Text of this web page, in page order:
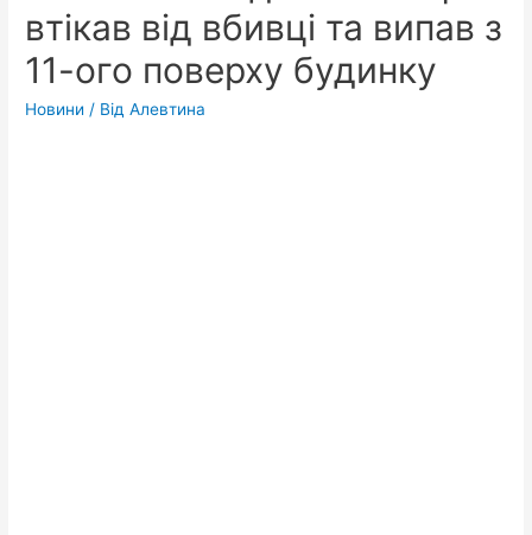
втікав від вбивці та випав з
11-ого поверху будинку
Новини / ВідАлевтина